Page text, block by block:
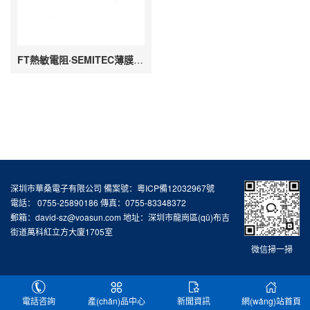
FT熱敏電阻·SEMITEC薄膜熱敏電阻
微信掃一掃
深圳市華桑電子有限公司 備案號： 粵ICP備12032967號
電話： 0755-25890186 傳真：0755-83348372
郵箱：david-sz@voasun.com 地址：深圳市龍崗區(qū)布吉
街道萬科紅立方大廈1705室
電話咨詢 產(chǎn)品中心 新聞資訊 網(wǎng)站首頁